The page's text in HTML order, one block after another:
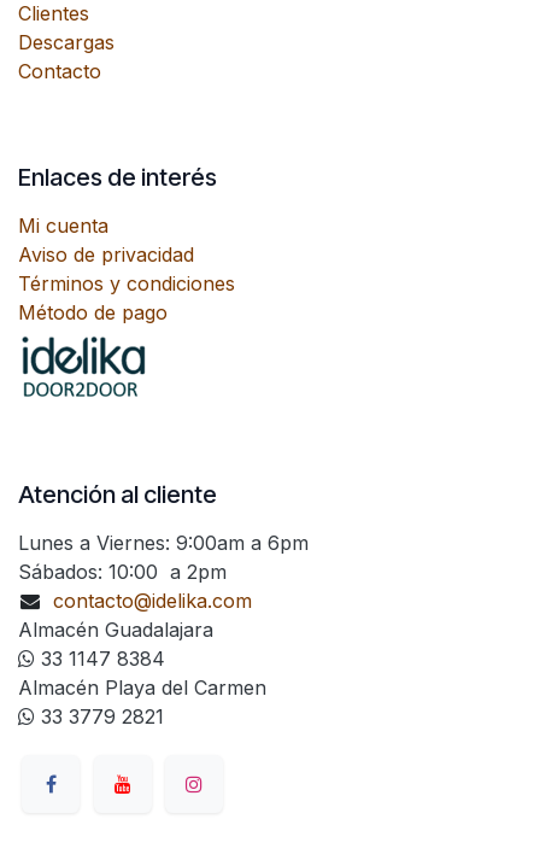
Clientes
Descargas
Contacto
Enlaces de interés
Mi cuenta
Aviso de privacidad
Términos y condiciones
Método de pago
Atención al cliente
Lunes a Viernes: 9:00am a 6pm
Sábados: 10:00 a 2pm
contacto@idelika.com
Almacén Guadalajara
33 1147 8384
Almacén Playa del Carmen
33 3779 2821